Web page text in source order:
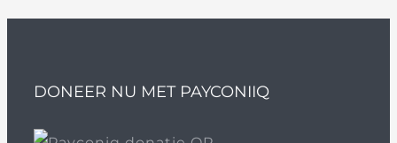
DONEER NU MET PAYCONIIQ